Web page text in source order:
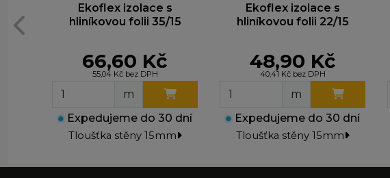
Ekoflex izolace s
hliníkovou folii 35/15
66,60 Kč
55,04 Kč bez DPH
m
● Expedujeme do 30 dní
Tloušťka stěny 15mm
Ekoflex izolace s
hliníkovou folii 22/15
48,90 Kč
40,41 Kč bez DPH
m
● Expedujeme do 30 dní
Tloušťka stěny 15mm